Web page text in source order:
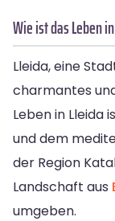
Wie ist das Leben
Lleida, eine
charmantes
Leben in Lleida
und dem
der Region
Landschaft aus
umgeben.